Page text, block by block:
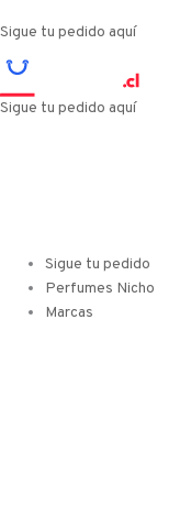
Sigue tu pedido aquí
Sigue tu pedido aquí
Sigue tu pedido
Perfumes Nicho
Marcas